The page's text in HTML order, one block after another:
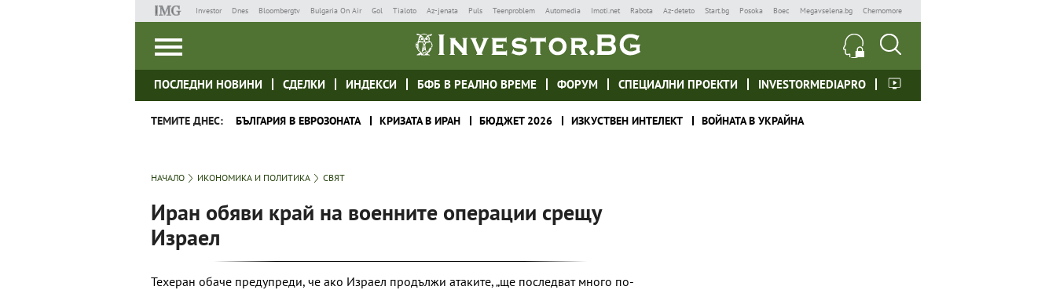
Investor Dnes Bloombergtv Bulgaria On Air Gol Tialoto Az-jenata Puls Teenproblem Automedia Imoti.net Rabota Az-deteto Start.bg Posoka Boec Megavselena.bg Chernomore
ПОСЛЕДНИ НОВИНИ СДЕЛКИ ИНДЕКСИ БФБ В РЕАЛНО ВРЕМЕ ФОРУМ СПЕЦИАЛНИ ПРОЕКТИ INVESTORMEDIAPRO
ТЕМИТЕ ДНЕС: БЪЛГАРИЯ В ЕВРОЗОНАТА КРИЗАТА В ИРАН БЮДЖЕТ 2026 ИЗКУСТВЕН ИНТЕЛЕКТ ВОЙНАТА В УКРАЙНА
НАЧАЛО ИКОНОМИКА И ПОЛИТИКА СВЯТ
Иран обяви край на военните операции срещу
Израел
Техеран обаче предупреди, че ако Израел продължи атаките, „ще последват много по-